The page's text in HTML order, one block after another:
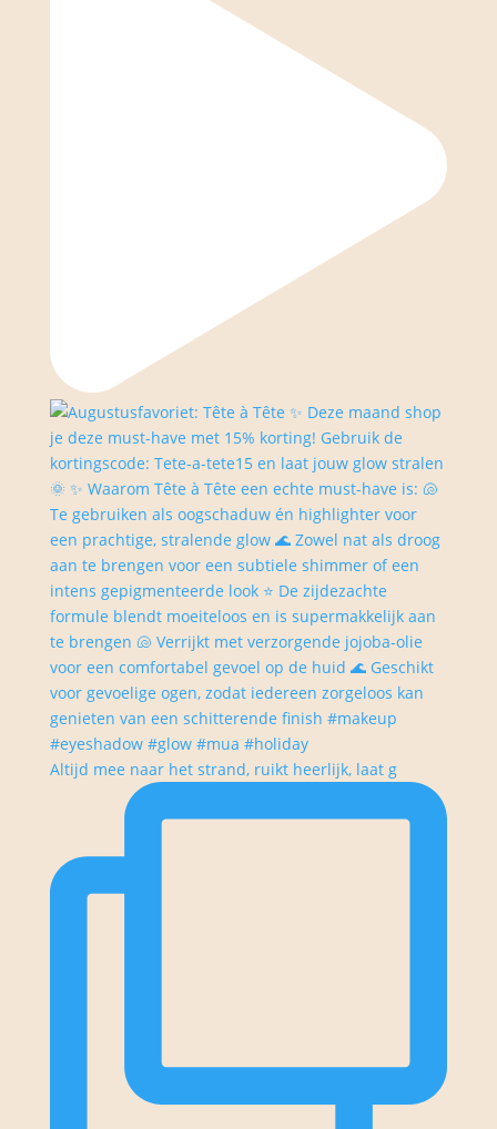
Altijd mee naar het strand, ruikt heerlijk, laat g